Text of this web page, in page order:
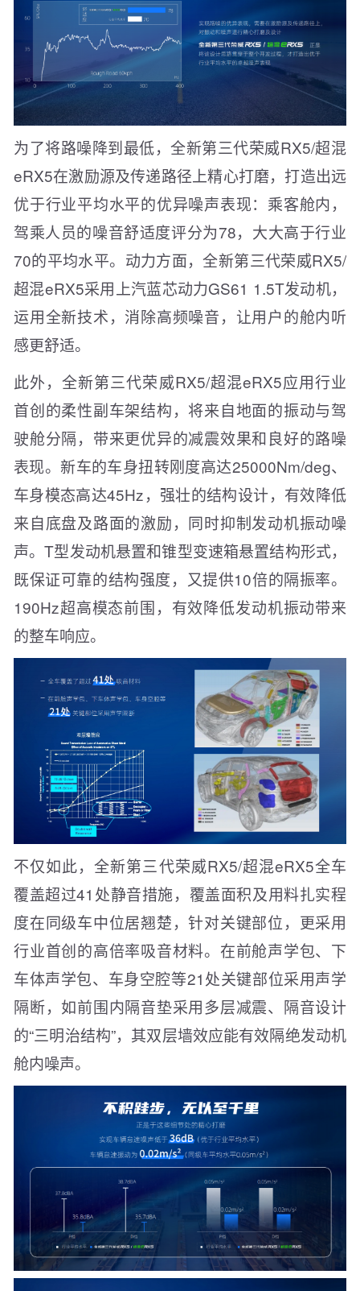
为了将路噪降到最低，全新第三代荣威RX5/超混
eRX5在激励源及传递路径上精心打磨，打造出远
优于行业平均水平的优异噪声表现：乘客舱内，
驾乘人员的噪音舒适度评分为78，大大高于行业
70的平均水平。动力方面，全新第三代荣威RX5/
超混eRX5采用上汽蓝芯动力GS61 1.5T发动机，
运用全新技术，消除高频噪音，让用户的舱内听
感更舒适。
此外，全新第三代荣威RX5/超混eRX5应用行业
首创的柔性副车架结构，将来自地面的振动与驾
驶舱分隔，带来更优异的减震效果和良好的路噪
表现。新车的车身扭转刚度高达25000Nm/deg、
车身模态高达45Hz，强壮的结构设计，有效降低
来自底盘及路面的激励，同时抑制发动机振动噪
声。T型发动机悬置和锥型变速箱悬置结构形式，
既保证可靠的结构强度，又提供10倍的隔振率。
190Hz超高模态前围，有效降低发动机振动带来
的整车响应。
不仅如此，全新第三代荣威RX5/超混eRX5全车
覆盖超过41处静音措施，覆盖面积及用料扎实程
度在同级车中位居翘楚，针对关键部位，更采用
行业首创的高倍率吸音材料。在前舱声学包、下
车体声学包、车身空腔等21处关键部位采用声学
隔断，如前围内隔音垫采用多层减震、隔音设计
的“三明治结构”，其双层墙效应能有效隔绝发动机
舱内噪声。